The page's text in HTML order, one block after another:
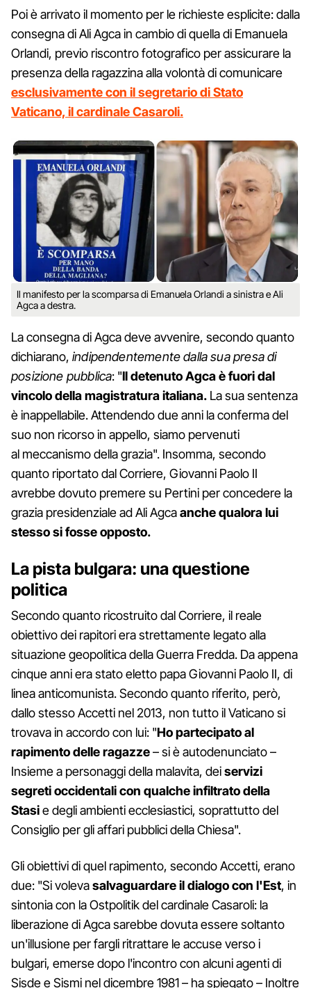
Poi è arrivato il momento per le richieste esplicite: dalla
consegna di Ali Agca in cambio di quella di Emanuela
Orlandi, previo riscontro fotografico per assicurare la
presenza della ragazzina alla volontà di comunicare
esclusivamente con il segretario di Stato
Vaticano, il cardinale Casaroli.
Il manifesto per la scomparsa di Emanuela Orlandi a sinistra e Ali
Agca a destra.
La consegna di Agca deve avvenire, secondo quanto
dichiarano, indipendentemente dalla sua presa di
posizione pubblica: "Il detenuto Agca è fuori dal
vincolo della magistratura italiana. La sua sentenza
è inappellabile. Attendendo due anni la conferma del
suo non ricorso in appello, siamo pervenuti
al meccanismo della grazia". Insomma, secondo
quanto riportato dal Corriere, Giovanni Paolo II
avrebbe dovuto premere su Pertini per concedere la
grazia presidenziale ad Ali Agcaanche qualora lui
stesso si fosse opposto.
La pista bulgara: una questione
politica
Secondo quanto ricostruito dal Corriere, il reale
obiettivo dei rapitori era strettamente legato alla
situazione geopolitica della Guerra Fredda. Da appena
cinque anni era stato eletto papa Giovanni Paolo II, di
linea anticomunista. Secondo quanto riferito, però,
dallo stesso Accetti nel 2013, non tutto il Vaticano si
trovava in accordo con lui: "Ho partecipato al
rapimento delle ragazze– si è autodenunciato –
Insieme a personaggi della malavita, deiservizi
segreti occidentali con qualche infiltrato della
Stasie degli ambienti ecclesiastici, soprattutto del
Consiglio per gli affari pubblici della Chiesa".
Gli obiettivi di quel rapimento, secondo Accetti, erano
due: "Si volevasalvaguardare il dialogo con l'Est, in
sintonia con la Ostpolitik del cardinale Casaroli: la
liberazione di Agca sarebbe dovuta essere soltanto
un'illusione per fargli ritrattare le accuse verso i
bulgari, emerse dopo l'incontro con alcuni agenti di
Sisde e Sismi nel dicembre 1981 – ha spiegato – Inoltre